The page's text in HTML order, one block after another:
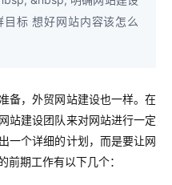
标 想好网站内容该怎么
，外贸网站建设也一样。在
站建设团队来对网站进行一定
一个详细的计划，而是要让网
期工作有以下几个：